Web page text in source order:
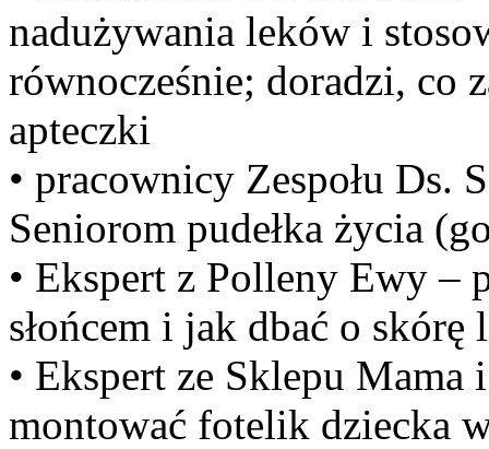
nadużywania leków i
równocześnie; doradzi, co
apteczki
• pracownicy Zespołu Ds.
Seniorom pudełka życia
• Ekspert z Polleny Ewy –
słońcem i jak dbać o
• Ekspert ze Sklepu Mama
montować fotelik dziecka